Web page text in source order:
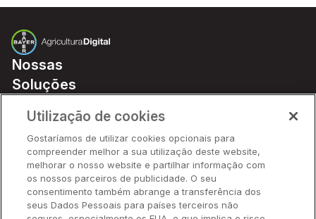
Nossas
Soluções
Parceiros
Hardware
Ajuda Rápida
Recursos
Utilização de cookies
Gostaríamos de utilizar cookies opcionais para
compreender melhor a sua utilização deste website,
melhorar o nosso website e partilhar informação com
os nossos parceiros de publicidade. O seu
consentimento também abrange a transferência dos
seus Dados Pessoais para países terceiros não